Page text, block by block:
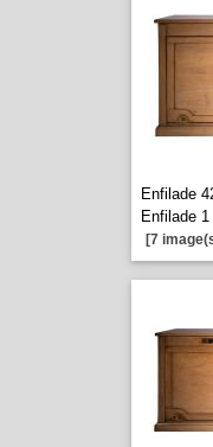
Enfilade
Enfilade
[7